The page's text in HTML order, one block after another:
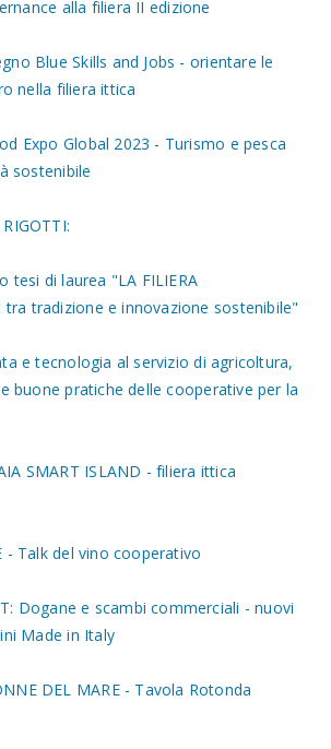
alla filiera II edizione
Blue Skills and Jobs - orientare le
nella filiera ittica
Expo Global 2023 - Turismo e pesca
sostenibile
tesi di laurea "LA FILIERA
tra tradizione e innovazione sostenibile"
e tecnologia al servizio di agricoltura,
buone pratiche delle cooperative per la
SMART ISLAND - filiera ittica
- Talk del vino cooperativo
Dogane e scambi commerciali - nuovi
Made in Italy
DEL MARE - Tavola Rotonda